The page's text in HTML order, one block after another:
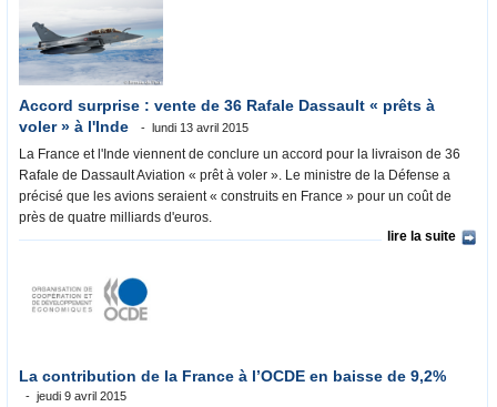
Accord surprise : vente de 36 Rafale Dassault « prêts à
voler » à l'Inde
lundi 13 avril 2015
La France et l'Inde viennent de conclure un accord pour la livraison de 36
Rafale de Dassault Aviation « prêt à voler ». Le ministre de la Défense a
précisé que les avions seraient « construits en France » pour un coût de
près de quatre milliards d'euros.
lire la suite
La contribution de la France à l’OCDE en baisse de 9,2%
jeudi 9 avril 2015